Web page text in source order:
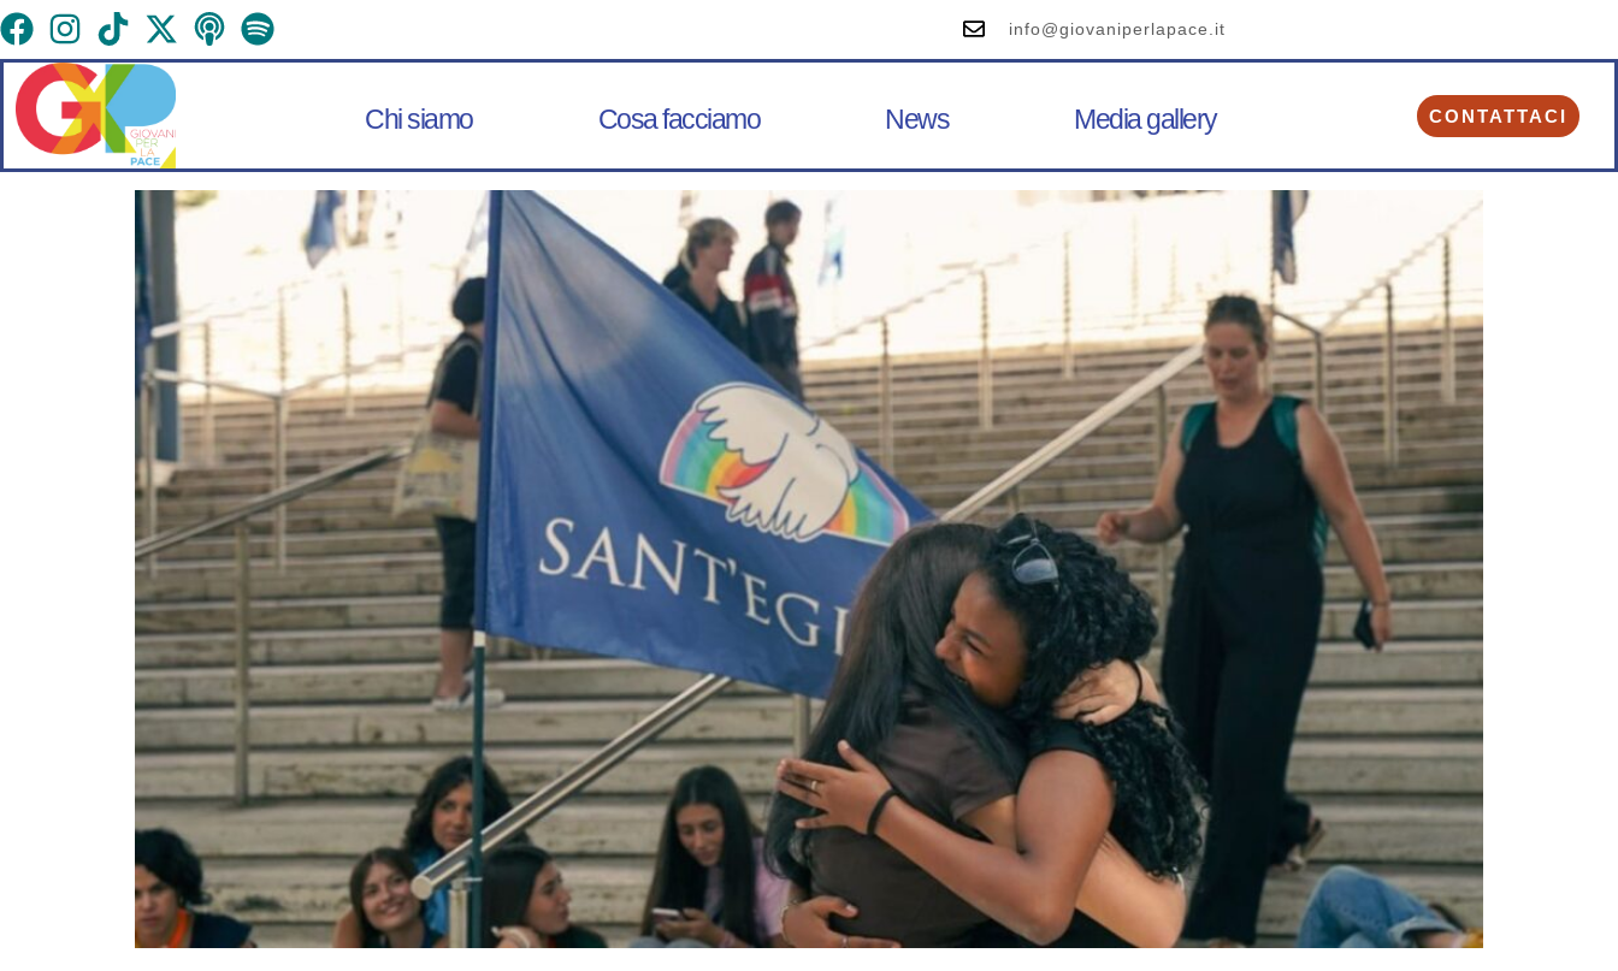
info@giovaniperlapace.it
Chi siamo Cosa facciamo News Media gallery CONTATTACI